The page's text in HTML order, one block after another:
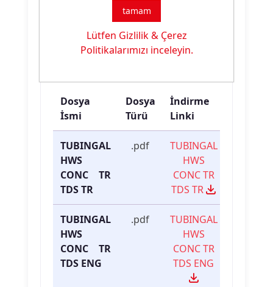
Hidrofil Silikon
Dosya
İsmi
Dosya
Türü
İndirme
Linki
TUBINGAL
HWS
CONC TR
TDS TR
.pdf
TUBINGAL
HWS
CONC TR
TDS TR
TUBINGAL
HWS
CONC TR
TDS ENG
.pdf
TUBINGAL
HWS
CONC TR
TDS ENG
tamam
Lütfen Gizlilik & Çerez
Politikalarımızı inceleyin.